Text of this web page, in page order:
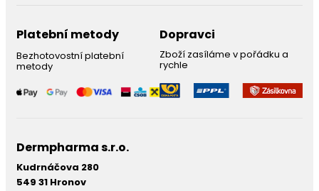
Platební metody
Bezhotovostní platební
metody
Dopravci
Zboží zasíláme v pořádku a
rychle
Dermpharma s.r.o.
Kudrnáčova 280
549 31 Hronov